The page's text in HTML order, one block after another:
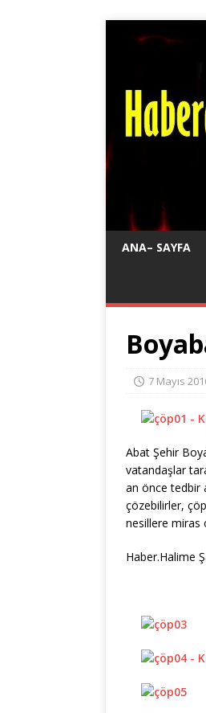
ANA– SAYFA
7 Mayıs
Abat Şehir
vatandaşlar
an önce tedbir
çözebilirler,
nesillere miras
Haber.Halime